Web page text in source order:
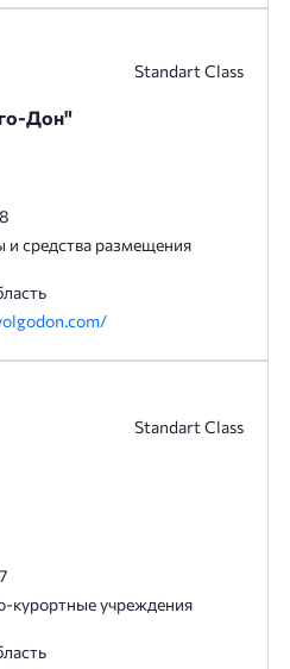
Standart Class
Дон"
и средства размещения
Standart Class
курортные учреждения